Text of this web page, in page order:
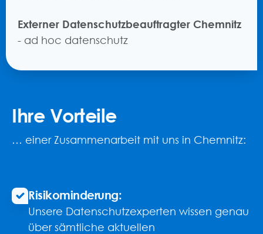
Externer Datenschutzbeauftragter Chemnitz
- ad hoc datenschutz
Ihre Vorteile
… einer Zusammenarbeit mit uns in Chemnitz:
Risikominderung:
Unsere Datenschutzexperten wissen genau
über sämtliche aktuellen